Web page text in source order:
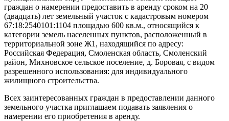
граждан о намерении предоставить в аренду сроком на 20
(двадцать) лет земельный участок c кадастровым номером
67:18:2540101:1104 площадью 600 кв.м., относящийся к
категории земель населенных пунктов, расположенный в
территориальной зоне Ж1, находящийся по адресу:
Российская Федерация, Смоленская область, Смоленский
район, Михновское сельское поселение, д. Боровая, с видом
разрешенного использования: для индивидуального
жилищного строительства.
Всех заинтересованных граждан в предоставлении данного
земельного участка приглашаем подавать заявления о
намерении его приобретения в аренду.